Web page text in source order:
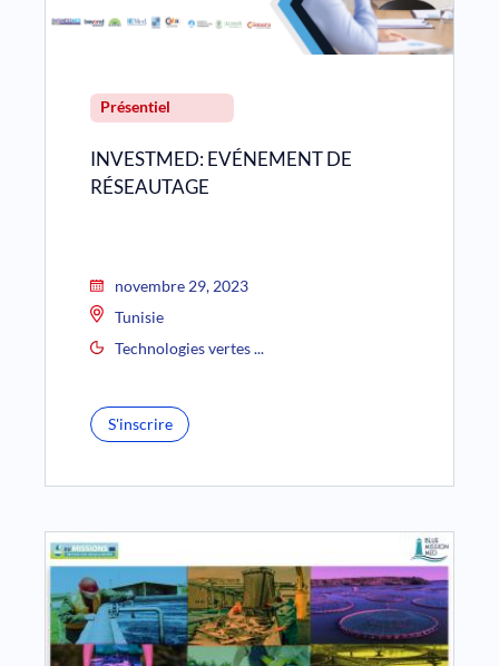
Présentiel
INVESTMED: EVÉNEMENT DE
RÉSEAUTAGE
novembre 29, 2023
Tunisie
Technologies vertes ...
S'inscrire